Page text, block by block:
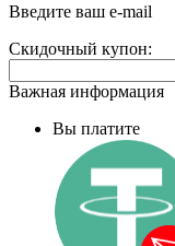
поле:
Введите ваш e-mail
Скидочный купон:
Важная информация
Вы платите